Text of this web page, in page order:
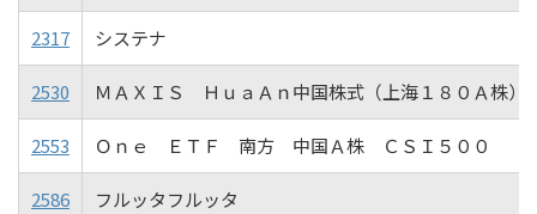
2317 システナ
2530 ＭＡＸＩＳ ＨｕａＡｎ中国株式（上海１８０Ａ株）
2553 Ｏｎｅ ＥＴＦ 南方 中国Ａ株 ＣＳＩ５００
2586 フルッタフルッタ